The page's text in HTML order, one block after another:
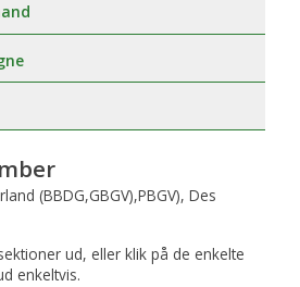
(BBDG,GBGV),PBGV), Des
ud, eller klik på de enkelte
enkeltvis.